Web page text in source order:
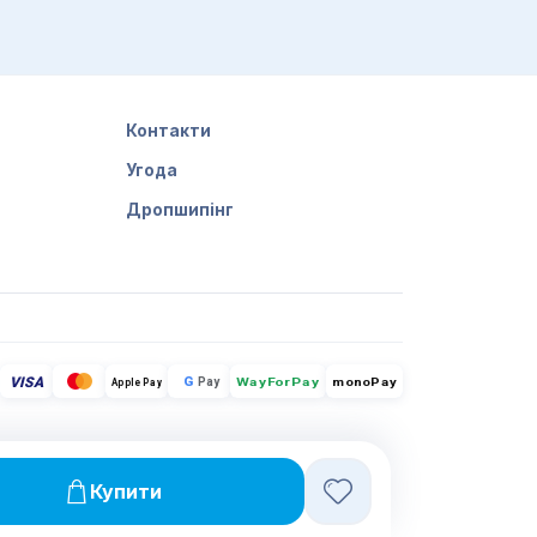
Купити
Контакти
Угода
Дропшипінг
VISA Apple Pay G Pay WayForPay monoPay